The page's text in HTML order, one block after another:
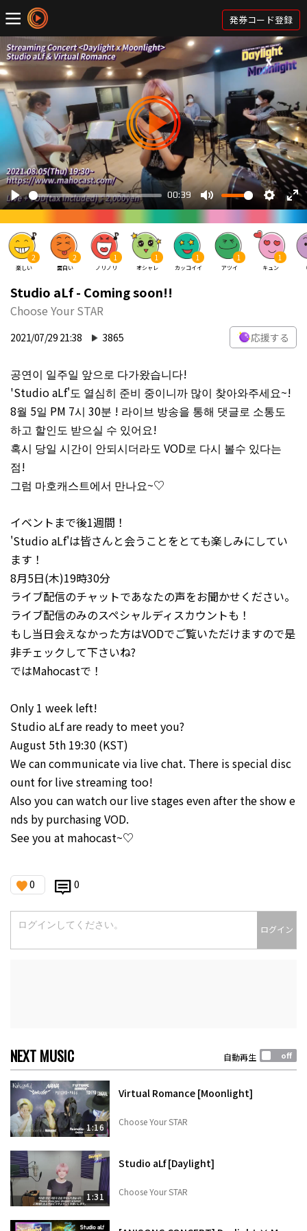
発券コード登録
2
楽しい
2
面白い
1
ノリノリ
1
オシャレ
1
カッコイイ
1
アツイ
1
キュン
Studio aLf - Coming soon!!
Choose Your STAR
2021/07/29 21:38 3865 応援する
공연이 일주일 앞으로 다가왔습니다!
'Studio aLf'도 열심히 준비 중이니까 많이 찾아와주세요~!
8월 5일 PM 7시 30분 ! 라이브 방송을 통해 댓글로 소통도
하고 할인도 받으실 수 있어요!
혹시 당일 시간이 안되시더라도 VOD로 다시 볼수 있다는
점!
그럼 마호캐스트에서 만나요~♡
イベントまで後1週間！
'Studio aLf'は皆さんと会うことをとても楽しみにしてい
ます！
8月5日(木)19時30分
ライブ配信のチャットであなたの声をお聞かせください。
ライブ配信のみのスペシャルディスカウントも！
もし当日会えなかった方はVODでご覧いただけますので是
非チェックして下さいね?
ではMahocastで！
Only 1 week left!
Studio aLf are ready to meet you?
August 5th 19:30 (KST)
We can communicate via live chat. There is special disc
ount for live streaming too!
Also you can watch our live stages even after the show e
nds by purchasing VOD.
See you at mahocast~♡
0 0
ログイン
NEXT MUSIC 自動再生
1:16
Virtual Romance [Moonlight]
Choose Your STAR
1:31
Studio aLf [Daylight]
Choose Your STAR